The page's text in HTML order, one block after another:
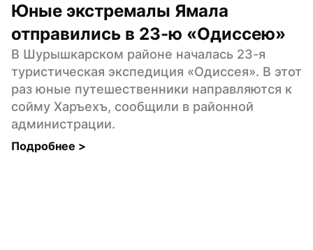
Юные экстремалы Ямала
отправились в 23-ю «Одиссею»
В Шурышкарском районе началась 23-я
туристическая экспедиция «Одиссея». В этот
раз юные путешественники направляются к
сойму Харъехъ, сообщили в районной
администрации.
Подробнее >